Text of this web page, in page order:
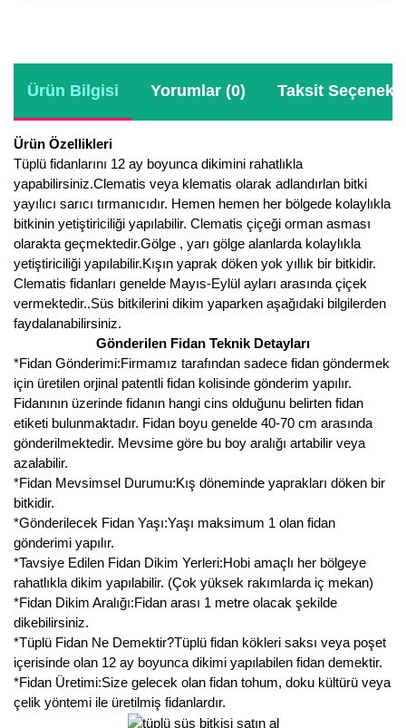
Ürün Bilgisi Yorumlar (0) Taksit
Ürün Özellikleri
Tüplü fidanlarını 12 ay boyunca dikimini rahatlıkla
yapabilirsiniz.Clematis veya klematis olarak adlandırlan bitki
yayılıcı sarıcı tırmanıcıdır. Hemen hemen her bölgede kolaylıkla
bitkinin yetiştiriciliği yapılabilir. Clematis çiçeği orman asması
olarakta geçmektedir.Gölge , yarı gölge alanlarda kolaylıkla
yetiştiriciliği yapılabilir.Kışın yaprak döken yok yıllık bir bitkidir.
Clematis fidanları genelde Mayıs-Eylül ayları arasında çiçek
vermektedir..Süs bitkilerini dikim yaparken aşağıdaki bilgilerden
faydalanabilirsiniz.
Gönderilen Fidan Teknik Detayları
*Fidan Gönderimi:Firmamız tarafından sadece fidan göndermek
için üretilen orjinal patentli fidan kolisinde gönderim yapılır.
Fidanının üzerinde fidanın hangi cins olduğunu belirten fidan
etiketi bulunmaktadır. Fidan boyu genelde 40-70 cm arasında
gönderilmektedir. Mevsime göre bu boy aralığı artabilir veya
azalabilir.
*Fidan Mevsimsel Durumu:Kış döneminde yaprakları döken bir
bitkidir.
*Gönderilecek Fidan Yaşı:Yaşı maksimum 1 olan fidan
gönderimi yapılır.
*Tavsiye Edilen Fidan Dikim Yerleri:Hobi amaçlı her bölgeye
rahatlıkla dikim yapılabilir. (Çok yüksek rakımlarda iç mekan)
*Fidan Dikim Aralığı:Fidan arası 1 metre olacak şekilde
dikebilirsiniz.
*Tüplü Fidan Ne Demektir?Tüplü fidan kökleri saksı veya poşet
içerisinde olan 12 ay boyunca dikimi yapılabilen fidan demektir.
*Fidan Üretimi:Size gelecek olan fidan tohum, doku kültürü veya
çelik yöntemi ile üretilmiş fidanlardır.